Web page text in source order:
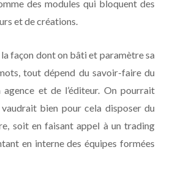
des modules qui bloquent des
et de créations.
façon dont on bâti et paramètre sa
tout dépend du savoir-faire du
et de l’éditeur. On pourrait
vaudrait bien pour cela disposer du
soit en faisant appel à un trading
en interne des équipes formées